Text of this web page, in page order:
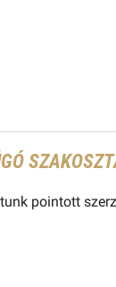
pointott